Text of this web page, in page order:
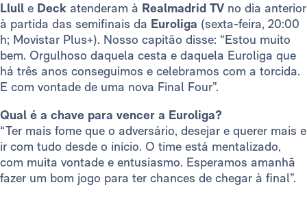
Llull e Deck atenderam à Realmadrid TV no dia anterior
à partida das semifinais da Euroliga (sexta-feira, 20:00
h; Movistar Plus+). Nosso capitão disse: “Estou muito
bem. Orgulhoso daquela cesta e daquela Euroliga que
há três anos conseguimos e celebramos com a torcida.
E com vontade de uma nova Final Four”.
Qual é a chave para vencer a Euroliga?
“Ter mais fome que o adversário, desejar e querer mais e
ir com tudo desde o início. O time está mentalizado,
com muita vontade e entusiasmo. Esperamos amanhã
fazer um bom jogo para ter chances de chegar à final”.